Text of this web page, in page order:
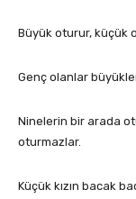
Büyük oturur, küçük
Genç olanlar
Ninelerin bir arada
oturmazlar.
Küçük kızın bacak